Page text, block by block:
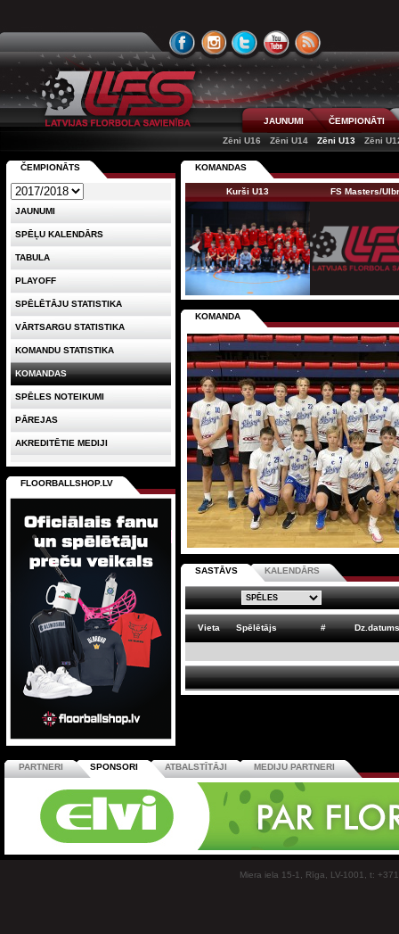
JAUNUMI
ČEMPIONĀTI
Zēni U16
Zēni U14 Zēni U13 Zēni
KOMANDAS
Kurši U13 FS Masters/
KOMANDA
SASTĀVS KALENDĀRS
Vieta Spēlētājs # Dz.datums
ČEMPIONĀTS
JAUNUMI
SPĒĻU KALENDĀRS
TABULA
PLAYOFF
SPĒLĒTĀJU STATISTIKA
VĀRTSARGU STATISTIKA
KOMANDU STATISTIKA
KOMANDAS
SPĒLES NOTEIKUMI
PĀREJAS
AKREDITĒTIE MEDIJI
FLOORBALLSHOP.LV
PARTNERI SPONSORI ATBALSTĪTĀJI MEDIJU PARTNERI
Miera iela 15-1, Rīga, LV-1001, t: